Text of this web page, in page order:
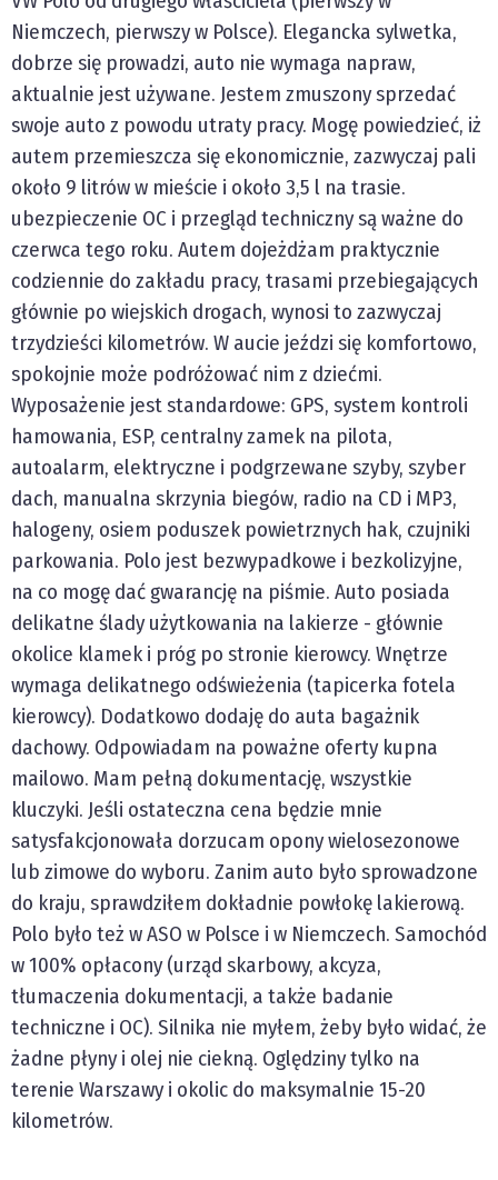
Niemczech, pierwszy w Polsce). Elegancka sylwetka,
dobrze się prowadzi, auto nie wymaga napraw,
aktualnie jest używane. Jestem zmuszony sprzedać
swoje auto z powodu utraty pracy. Mogę powiedzieć, iż
autem przemieszcza się ekonomicznie, zazwyczaj pali
około 9 litrów w mieście i około 3,5 l na trasie.
ubezpieczenie OC i przegląd techniczny są ważne do
czerwca tego roku. Autem dojeżdżam praktycznie
codziennie do zakładu pracy, trasami przebiegających
głównie po wiejskich drogach, wynosi to zazwyczaj
trzydzieści kilometrów. W aucie jeździ się komfortowo,
spokojnie może podróżować nim z dziećmi.
Wyposażenie jest standardowe: GPS, system kontroli
hamowania, ESP, centralny zamek na pilota,
autoalarm, elektryczne i podgrzewane szyby, szyber
dach, manualna skrzynia biegów, radio na CD i MP3,
halogeny, osiem poduszek powietrznych hak, czujniki
parkowania. Polo jest bezwypadkowe i bezkolizyjne,
na co mogę dać gwarancję na piśmie. Auto posiada
delikatne ślady użytkowania na lakierze - głównie
okolice klamek i próg po stronie kierowcy. Wnętrze
wymaga delikatnego odświeżenia (tapicerka fotela
kierowcy). Dodatkowo dodaję do auta bagażnik
dachowy. Odpowiadam na poważne oferty kupna
mailowo. Mam pełną dokumentację, wszystkie
kluczyki. Jeśli ostateczna cena będzie mnie
satysfakcjonowała dorzucam opony wielosezonowe
lub zimowe do wyboru. Zanim auto było sprowadzone
do kraju, sprawdziłem dokładnie powłokę lakierową.
Polo było też w ASO w Polsce i w Niemczech. Samochód
w 100% opłacony (urząd skarbowy, akcyza,
tłumaczenia dokumentacji, a także badanie
techniczne i OC). Silnika nie myłem, żeby było widać, że
żadne płyny i olej nie ciekną. Oględziny tylko na
terenie Warszawy i okolic do maksymalnie 15-20
kilometrów.